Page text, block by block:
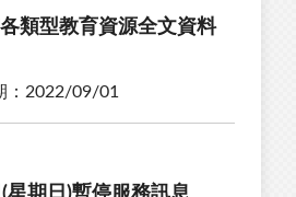
類型教育資源全文資料
：2022/09/01